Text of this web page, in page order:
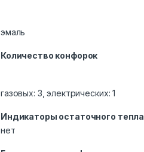
эмаль
Количество конфорок
газовых: 3, электрических: 1
Индикаторы остаточного тепла
нет